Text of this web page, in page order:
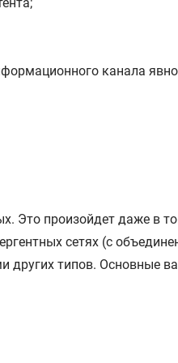
канала
Это произойдет даже в
сетях (с
других типов. Основные